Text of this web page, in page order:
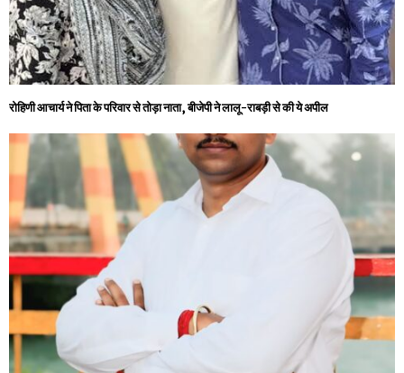
रोहिणी आचार्य ने पिता के परिवार से तोड़ा नाता, बीजेपी ने लालू-राबड़ी से की ये अपील